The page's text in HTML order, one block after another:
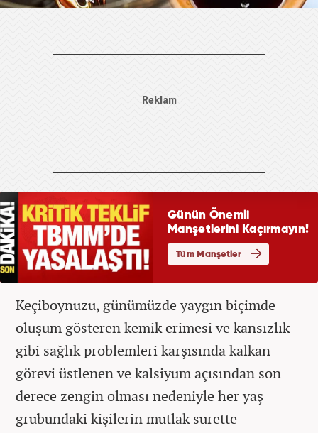
Keçiboynuzu, günümüzde yaygın biçimde
oluşum gösteren kemik erimesi ve kansızlık
gibi sağlık problemleri karşısında kalkan
görevi üstlenen ve kalsiyum açısından son
derece zengin olması nedeniyle her yaş
grubundaki kişilerin mutlak surette